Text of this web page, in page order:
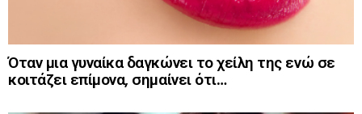
Όταν μια γυναίκα δαγκώνει το χείλη της ενώ σε
κοιτάζει επίμονα, σημαίνει ότι…